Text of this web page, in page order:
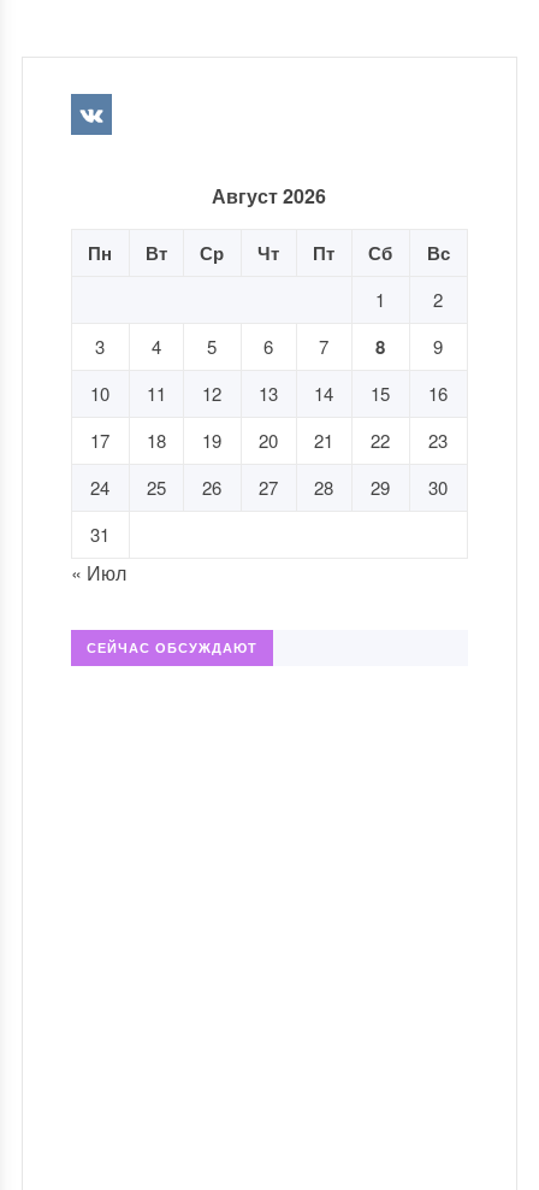
Август 2026
Пн Вт Ср Чт Пт Сб Вс
1
2
3
4 5 6 7 8
9
10
11 12 13 14 15
16
17
18 19 20 21 22
23
24
25 26 27 28 29
30
31
« Июл
СЕЙЧАС ОБСУЖДАЮТ